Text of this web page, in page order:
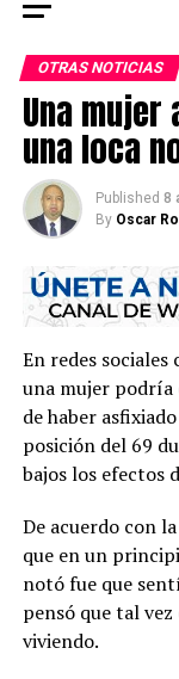
OTRAS NOTICIAS
Una
una loca
Published 8
By Oscar
En redes
una mujer podría
de haber
posición del 69
bajos los efectos
De acuerdo con
que en un
notó fue que
pensó que tal
viviendo.